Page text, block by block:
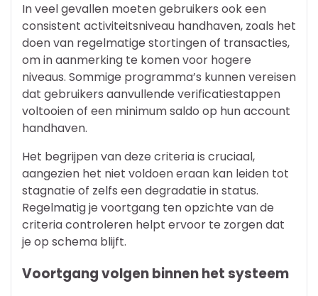
In veel gevallen moeten gebruikers ook een
consistent activiteitsniveau handhaven, zoals het
doen van regelmatige stortingen of transacties,
om in aanmerking te komen voor hogere
niveaus. Sommige programma’s kunnen vereisen
dat gebruikers aanvullende verificatiestappen
voltooien of een minimum saldo op hun account
handhaven.
Het begrijpen van deze criteria is cruciaal,
aangezien het niet voldoen eraan kan leiden tot
stagnatie of zelfs een degradatie in status.
Regelmatig je voortgang ten opzichte van de
criteria controleren helpt ervoor te zorgen dat
je op schema blijft.
Voortgang volgen binnen het systeem